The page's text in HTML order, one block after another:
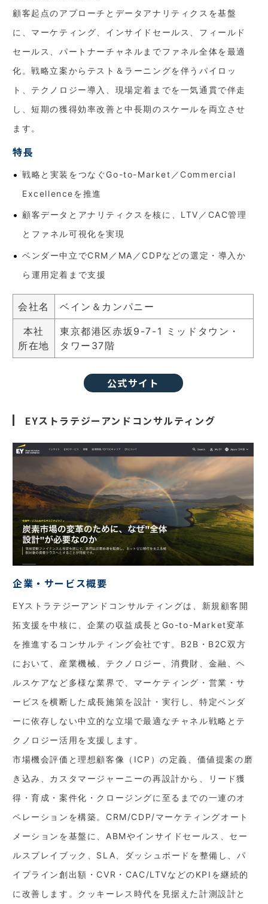
顧客起点のアプローチとデータアナリティクスを基盤
に、マーケティング、インサイドセールス、フィールド
セールス、パートナーチャネルまでファネル全体を最適
化。戦略立案からテスト＆ラーニングを伴うパイロッ
ト、テクノロジー導入、現場定着までを一気通貫で伴走
し、短期の獲得効率改善と中長期のスケールを両立させ
ます。
特長
戦略と実装をつなぐGo-to-Market／Commercial
Excellenceを推進
顧客データとアナリティクスを核に、LTV／CAC管理
とファネル可視化を実現
ベンダー中立でCRM／MA／CDPなどの選定・導入か
ら運用定着まで支援
会社名 ベイン＆カンパニー
本社
所在地
東京都港区赤坂9-7-1 ミッドタウン・
タワー37階
公式サイト
EYストラテジーアンドコンサルティング
企業・サービス概要
EYストラテジーアンドコンサルティングは、新規顧客開
拓支援を中核に、企業の収益成長とGo-to-Market変革
を推進するコンサルティング会社です。B2B・B2C双方
において、産業機械、テクノロジー、消費財、金融、ヘ
ルスケアなど多様な業界で、マーケティング・営業・サ
ービスを横断した成長施策を設計・実行し、特定ベンダ
ーに依存しない中立的な立場で最適なチャネル戦略とテ
クノロジー活用を支援します。
市場機会評価と理想顧客像（ICP）の定義、価値提案の磨
き込み、カスタマージャーニーの再設計から、リード獲
得・育成・案件化・クロージングに至るまでの一連のオ
ペレーションを構築。CRM/CDP/マーケティングオート
メーションを基盤に、ABMやインサイドセールス、セー
ルスプレイブック、SLA、ダッシュボードを整備し、パ
イプライン創出額・CVR・CAC/LTVなどのKPIを継続的
に改善します。クッキーレス時代を見据えた計測設計と